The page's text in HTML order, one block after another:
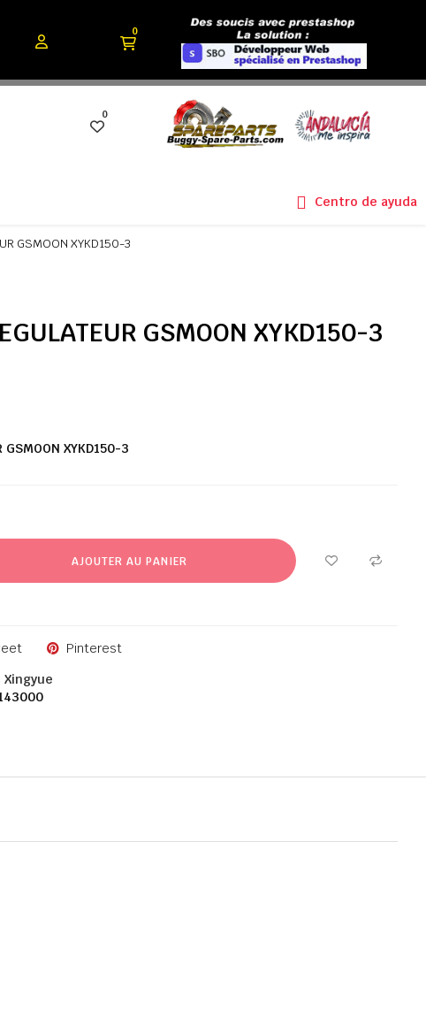
0
0
Centro de ayuda
GSMOON XYKD150-3
GSMOON XYKD150-3
GSMOON XYKD150-3
AJOUTER AU PANIER
Pinterest
Xingyue